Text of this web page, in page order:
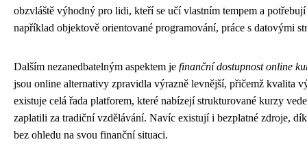
obzvláště výhodný pro lidi, kteří se učí vlastním tempem a
například objektově orientované programování, práce s datovými
Dalším nezanedbatelným aspektem je finanční dostupnost online
jsou online alternativy zpravidla výrazně levnější, přičemž kvalita
existuje celá řada platforem, které nabízejí strukturované kurzy
zaplatili za tradiční vzdělávání. Navíc existují i bezplatné zdroje,
bez ohledu na svou finanční situaci.